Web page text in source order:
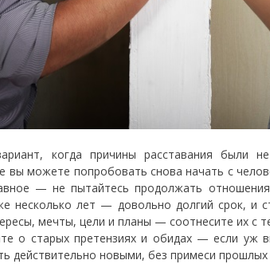
когда причины расставания были
вы можете попробовать снова начать с
— не пытайтесь продолжать
несколько лет — довольно долгий срок, и
мечты, цели и планы — соотнесите их с
о старых претензиях и обидах — если уж
действительно новыми, без примеси прошлых